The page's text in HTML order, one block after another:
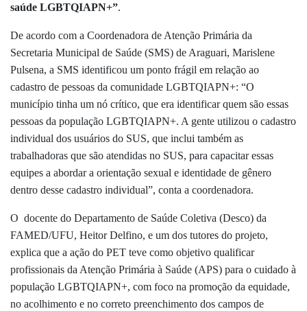
saúde LGBTQIAPN+”.
De acordo com a Coordenadora de Atenção Primária da
Secretaria Municipal de Saúde (SMS) de Araguari, Marislene
Pulsena, a SMS identificou um ponto frágil em relação ao
cadastro de pessoas da comunidade LGBTQIAPN+: “O
município tinha um nó crítico, que era identificar quem são essas
pessoas da população LGBTQIAPN+. A gente utilizou o cadastro
individual dos usuários do SUS, que inclui também as
trabalhadoras que são atendidas no SUS, para capacitar essas
equipes a abordar a orientação sexual e identidade de gênero
dentro desse cadastro individual”, conta a coordenadora.
O docente do Departamento de Saúde Coletiva (Desco) da
FAMED/UFU, Heitor Delfino, e um dos tutores do projeto,
explica que a ação do PET teve como objetivo qualificar
profissionais da Atenção Primária à Saúde (APS) para o cuidado à
população LGBTQIAPN+, com foco na promoção da equidade,
no acolhimento e no correto preenchimento dos campos de